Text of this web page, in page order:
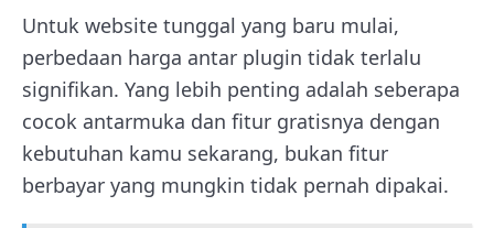
Untuk website tunggal yang baru mulai,
perbedaan harga antar plugin tidak terlalu
signifikan. Yang lebih penting adalah seberapa
cocok antarmuka dan fitur gratisnya dengan
kebutuhan kamu sekarang, bukan fitur
berbayar yang mungkin tidak pernah dipakai.